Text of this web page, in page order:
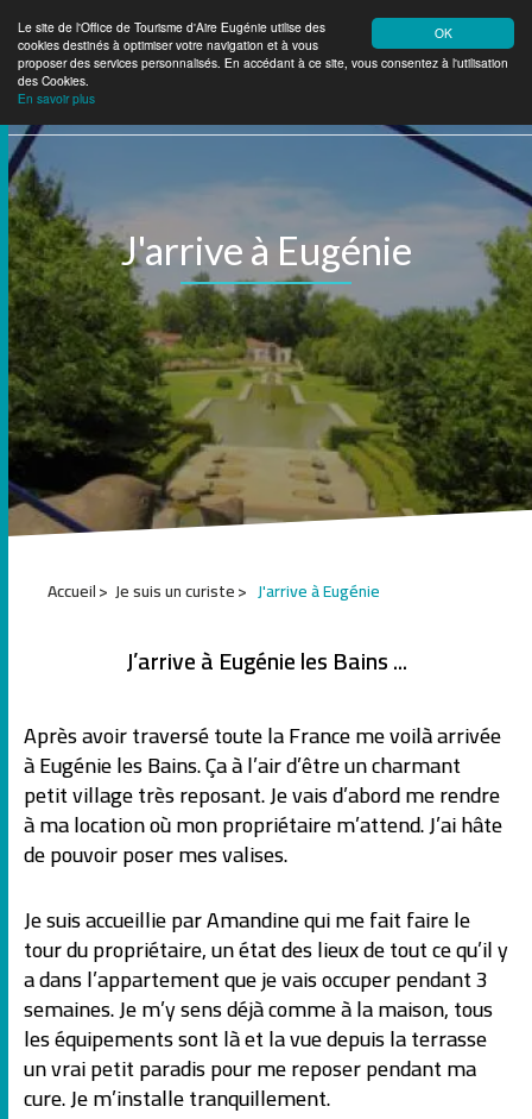
OK
Le site de l'Office de Tourisme d'Aire Eugénie utilise des
cookies destinés à optimiser votre navigation et à vous
proposer des services personnalisés. En accédant à ce site, vous consentez à l'utilisation
des Cookies.
En savoir plus
TourismeAire Eugénie
J'arrive à Eugénie
Accueil Je suis un curiste J'arrive à Eugénie
J’arrive à Eugénie les Bains ...
Après avoir traversé toute la France me voilà arrivée
à Eugénie les Bains. Ça à l’air d’être un charmant
petit village très reposant. Je vais d’abord me rendre
à ma location où mon propriétaire m’attend. J’ai hâte
de pouvoir poser mes valises.
Je suis accueillie par Amandine qui me fait faire le
tour du propriétaire, un état des lieux de tout ce qu’il y
a dans l’appartement que je vais occuper pendant 3
semaines. Je m’y sens déjà comme à la maison, tous
les équipements sont là et la vue depuis la terrasse
un vrai petit paradis pour me reposer pendant ma
cure. Je m’installe tranquillement.